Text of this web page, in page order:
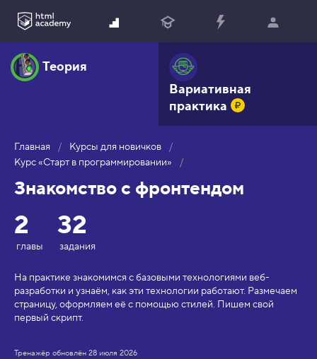
Главная
Курсы для новичков
Курс «Старт в программировании»
Знакомство с фронтендом
2
главы
32
задания
На практике знакомимся с базовыми технологиями веб-
разработки и узнаём, как эти технологии работают. Размечаем
страницу, оформляем её с помощью стилей. Пишем свой
первый скрипт.
Тренажёр обновлён 28 июля 2026
Теория
Вариативная
практика